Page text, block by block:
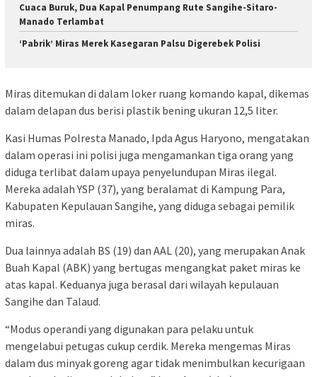
Cuaca Buruk, Dua Kapal Penumpang Rute Sangihe-Sitaro-
Manado Terlambat
‘Pabrik’ Miras Merek Kasegaran Palsu Digerebek Polisi
Miras ditemukan di dalam loker ruang komando kapal, dikemas
dalam delapan dus berisi plastik bening ukuran 12,5 liter.
Kasi Humas Polresta Manado, Ipda Agus Haryono, mengatakan
dalam operasi ini polisi juga mengamankan tiga orang yang
diduga terlibat dalam upaya penyelundupan Miras ilegal.
Mereka adalah YSP (37), yang beralamat di Kampung Para,
Kabupaten Kepulauan Sangihe, yang diduga sebagai pemilik
miras.
Dua lainnya adalah BS (19) dan AAL (20), yang merupakan Anak
Buah Kapal (ABK) yang bertugas mengangkat paket miras ke
atas kapal. Keduanya juga berasal dari wilayah kepulauan
Sangihe dan Talaud.
“Modus operandi yang digunakan para pelaku untuk
mengelabui petugas cukup cerdik. Mereka mengemas Miras
dalam dus minyak goreng agar tidak menimbulkan kecurigaan